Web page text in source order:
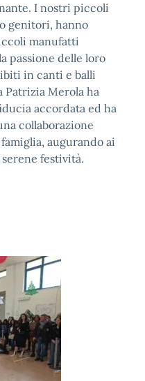
I nostri piccoli
genitori, hanno
manufatti
passione delle loro
in canti e balli
Patrizia Merola ha
accordata ed ha
collaborazione
augurando ai
festività.